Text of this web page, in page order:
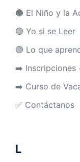
🔵 El Niño y la
🟢 Yo si se Leer
🟣 Lo que
➡️ Inscripciones
➡️ Curso de
✅ Contáctanos
L